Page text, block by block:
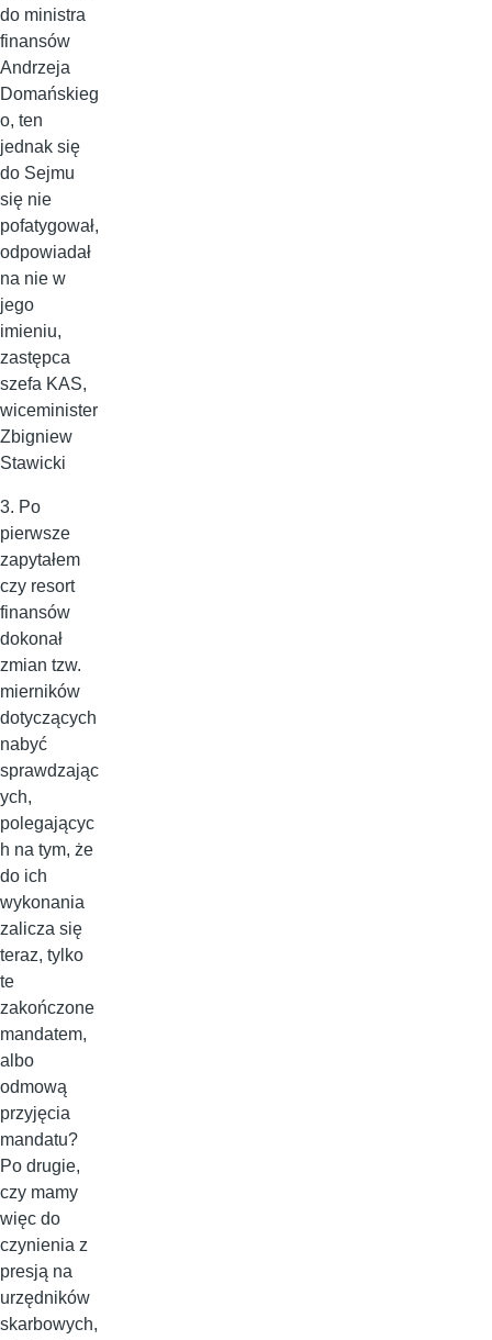
do ministra
finansów
Andrzeja
Domańskieg
o, ten
jednak się
do Sejmu
się nie
pofatygował,
odpowiadał
na nie w
jego
imieniu,
zastępca
szefa KAS,
wiceminister
Zbigniew
Stawicki
3. Po
pierwsze
zapytałem
czy resort
finansów
dokonał
zmian tzw.
mierników
dotyczących
nabyć
sprawdzając
ych,
polegającyc
h na tym, że
do ich
wykonania
zalicza się
teraz, tylko
te
zakończone
mandatem,
albo
odmową
przyjęcia
mandatu?
Po drugie,
czy mamy
więc do
czynienia z
presją na
urzędników
skarbowych,